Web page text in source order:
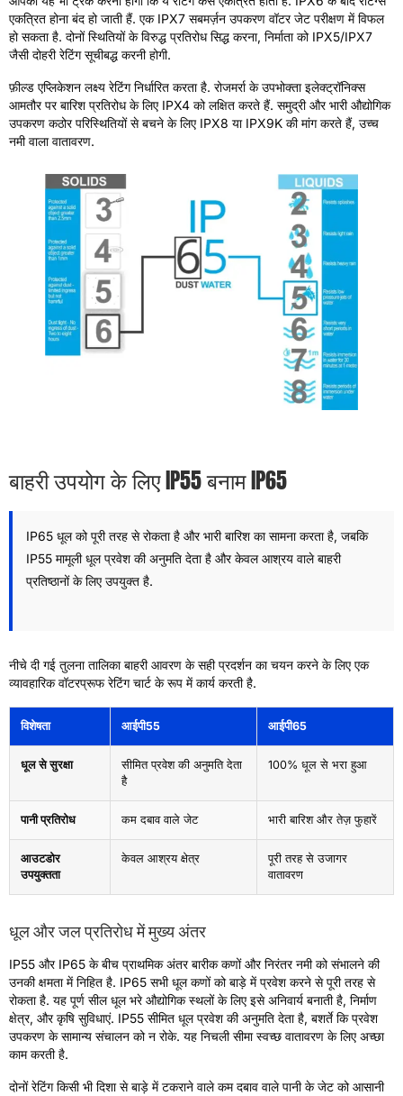
एकत्रित होना बंद हो जाती हैं. एक IPX7 सबमर्ज़न उपकरण वॉटर जेट परीक्षण में विफल
हो सकता है. दोनों स्थितियों के विरुद्ध प्रतिरोध सिद्ध करना, निर्माता को IPX5/IPX7
जैसी दोहरी रेटिंग सूचीबद्ध करनी होगी.
फ़ील्ड एप्लिकेशन लक्ष्य रेटिंग निर्धारित करता है. रोजमर्रा के उपभोक्ता इलेक्ट्रॉनिक्स
आमतौर पर बारिश प्रतिरोध के लिए IPX4 को लक्षित करते हैं. समुद्री और भारी औद्योगिक
उपकरण कठोर परिस्थितियों से बचने के लिए IPX8 या IPX9K की मांग करते हैं, उच्च
नमी वाला वातावरण.
बाहरी उपयोग के लिए IP55 बनाम IP65
IP65 धूल को पूरी तरह से रोकता है और भारी बारिश का सामना करता है, जबकि
IP55 मामूली धूल प्रवेश की अनुमति देता है और केवल आश्रय वाले बाहरी
प्रतिष्ठानों के लिए उपयुक्त है.
नीचे दी गई तुलना तालिका बाहरी आवरण के सही प्रदर्शन का चयन करने के लिए एक
व्यावहारिक वॉटरप्रूफ रेटिंग चार्ट के रूप में कार्य करती है.
विशेषता आईपी55 आईपी65
धूल से सुरक्षा
सीमित प्रवेश की अनुमति देता
है
100% धूल से भरा हुआ
पानी प्रतिरोध कम दबाव वाले जेट भारी बारिश और तेज़ फुहारें
आउटडोर
उपयुक्तता
केवल आश्रय क्षेत्र
पूरी तरह से उजागर
वातावरण
धूल और जल प्रतिरोध में मुख्य अंतर
IP55 और IP65 के बीच प्राथमिक अंतर बारीक कणों और निरंतर नमी को संभालने की
उनकी क्षमता में निहित है. IP65 सभी धूल कणों को बाड़े में प्रवेश करने से पूरी तरह से
रोकता है. यह पूर्ण सील धूल भरे औद्योगिक स्थलों के लिए इसे अनिवार्य बनाती है, निर्माण
क्षेत्र, और कृषि सुविधाएं. IP55 सीमित धूल प्रवेश की अनुमति देता है, बशर्ते कि प्रवेश
उपकरण के सामान्य संचालन को न रोके. यह निचली सीमा स्वच्छ वातावरण के लिए अच्छा
काम करती है.
दोनों रेटिंग किसी भी दिशा से बाड़े में टकराने वाले कम दबाव वाले पानी के जेट को आसानी